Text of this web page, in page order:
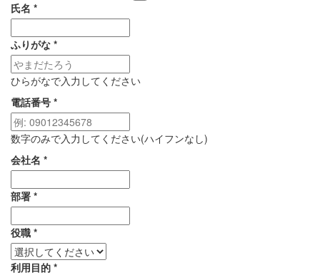
氏名 *
ふりがな *
ひらがなで入力してください
電話番号 *
数字のみで入力してください(ハイフンなし)
会社名 *
部署 *
役職 *
利用目的 *